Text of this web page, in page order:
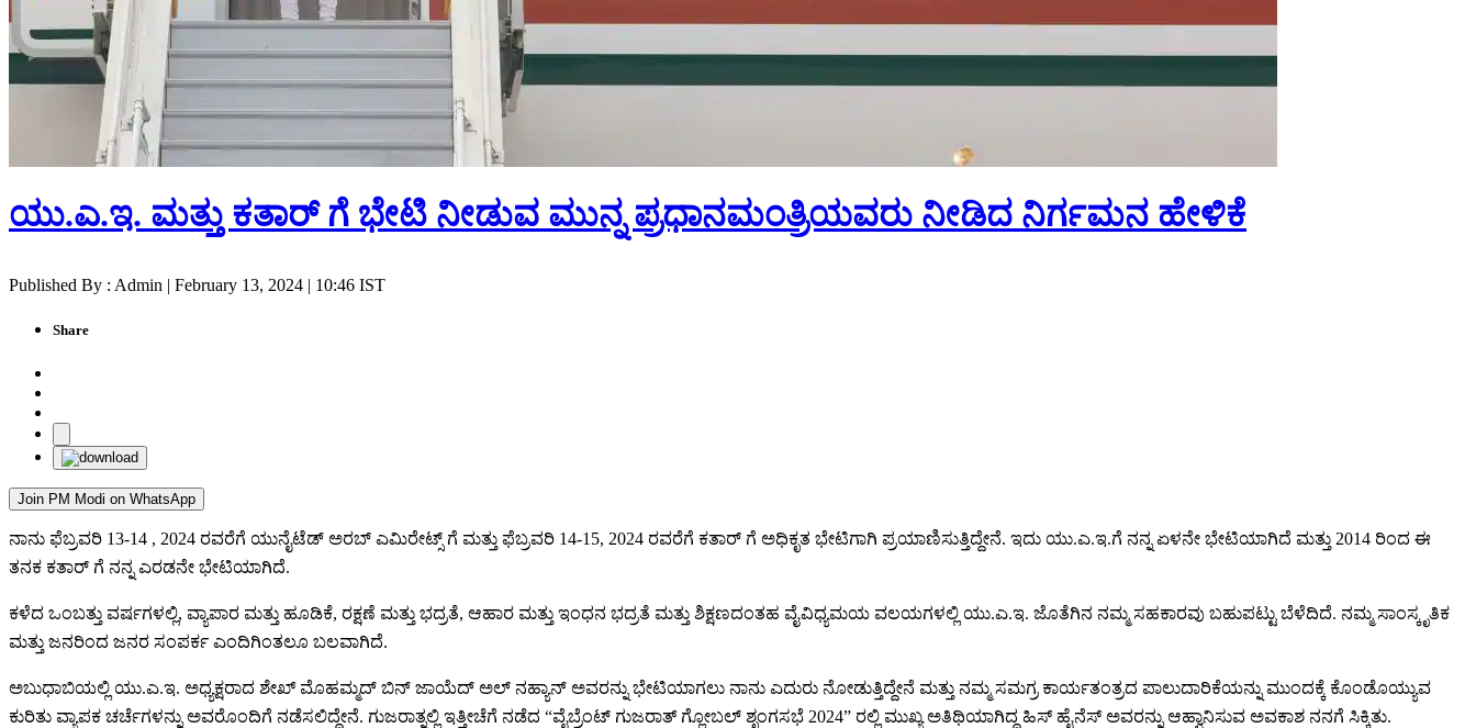
ಯು.ಎ.ಇ. ಮತ್ತು ಕತಾರ್ ಗೆ ಭೇಟಿ ನೀಡುವ ಮುನ್ನ ಪ್ರಧಾನಮಂತ್ರಿಯವರು ನೀಡಿದ ನಿರ್ಗಮನ ಹೇಳಿಕೆ
Published By : Admin | February 13, 2024 | 10:46 IST
Share
Join PM Modi on WhatsApp
ನಾನು ಫೆಬ್ರವರಿ 13-14 , 2024 ರವರೆಗೆ ಯುನೈಟೆಡ್ ಅರಬ್ ಎಮಿರೇಟ್ಸ್ ಗೆ ಮತ್ತು ಫೆಬ್ರವರಿ 14-15, 2024 ರವರೆಗೆ ಕತಾರ್ ಗೆ ಅಧಿಕೃತ ಭೇಟಿಗಾಗಿ ಪ್ರಯಾಣಿಸುತ್ತಿದ್ದೇನೆ. ಇದು ಯು.ಎ.ಇ.ಗೆ ನನ್ನ ಏಳನೇ ಭೇಟಿಯಾಗಿದೆ ಮತ್ತು 2014 ರಿಂದ ಈ
ತನಕ ಕತಾರ್ ಗೆ ನನ್ನ ಎರಡನೇ ಭೇಟಿಯಾಗಿದೆ.
ಕಳೆದ ಒಂಬತ್ತು ವರ್ಷಗಳಲ್ಲಿ, ವ್ಯಾಪಾರ ಮತ್ತು ಹೂಡಿಕೆ, ರಕ್ಷಣೆ ಮತ್ತು ಭದ್ರತೆ, ಆಹಾರ ಮತ್ತು ಇಂಧನ ಭದ್ರತೆ ಮತ್ತು ಶಿಕ್ಷಣದಂತಹ ವೈವಿಧ್ಯಮಯ ವಲಯಗಳಲ್ಲಿ ಯು.ಎ.ಇ. ಜೊತೆಗಿನ ನಮ್ಮ ಸಹಕಾರವು ಬಹುಪಟ್ಟು ಬೆಳೆದಿದೆ. ನಮ್ಮ ಸಾಂಸ್ಕೃತಿಕ
ಮತ್ತು ಜನರಿಂದ ಜನರ ಸಂಪರ್ಕ ಎಂದಿಗಿಂತಲೂ ಬಲವಾಗಿದೆ.
ಅಬುಧಾಬಿಯಲ್ಲಿ ಯು.ಎ.ಇ. ಅಧ್ಯಕ್ಷರಾದ ಶೇಖ್ ಮೊಹಮ್ಮದ್ ಬಿನ್ ಜಾಯೆದ್ ಅಲ್ ನಹ್ಯಾನ್ ಅವರನ್ನು ಭೇಟಿಯಾಗಲು ನಾನು ಎದುರು ನೋಡುತ್ತಿದ್ದೇನೆ ಮತ್ತು ನಮ್ಮ ಸಮಗ್ರ ಕಾರ್ಯತಂತ್ರದ ಪಾಲುದಾರಿಕೆಯನ್ನು ಮುಂದಕ್ಕೆ ಕೊಂಡೊಯ್ಯುವ
ಕುರಿತು ವ್ಯಾಪಕ ಚರ್ಚೆಗಳನ್ನು ಅವರೊಂದಿಗೆ ನಡೆಸಲಿದ್ದೇನೆ. ಗುಜರಾತ್ನಲ್ಲಿ ಇತ್ತೀಚೆಗೆ ನಡೆದ “ವೈಬ್ರೆಂಟ್ ಗುಜರಾತ್ ಗ್ಲೋಬಲ್ ಶೃಂಗಸಭೆ 2024” ರಲ್ಲಿ ಮುಖ್ಯ ಅತಿಥಿಯಾಗಿದ್ದ ಹಿಸ್ ಹೈನೆಸ್ ಅವರನ್ನು ಆಹ್ವಾನಿಸುವ ಅವಕಾಶ ನನಗೆ ಸಿಕ್ಕಿತು.